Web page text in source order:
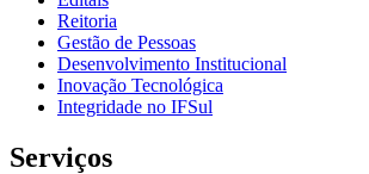
Reitoria
Gestão de Pessoas
Desenvolvimento Institucional
Inovação Tecnológica
Integridade no IFSul
Serviços